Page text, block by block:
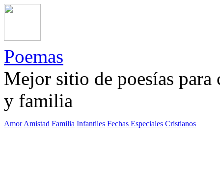
Poemas
Mejor sitio de poesías
y familia
Amor Amistad Familia Infantiles Fechas Especiales Cristianos